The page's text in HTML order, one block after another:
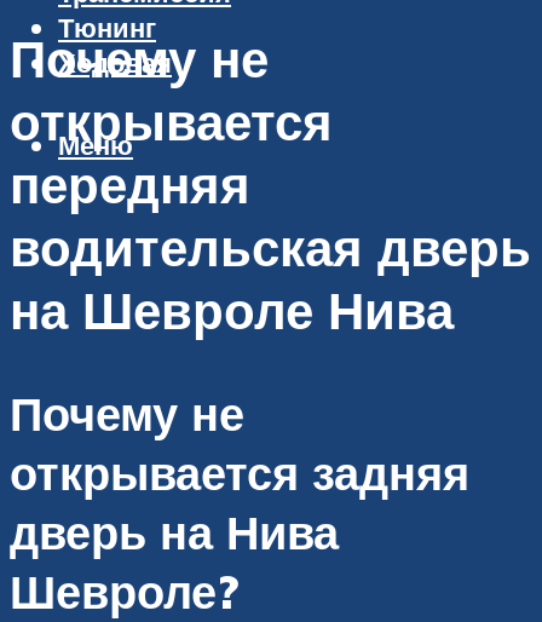
Тюнинг
Ходовая
Меню
Почему не
открывается
передняя
водительская дверь
на Шевроле Нива
Почему не
открывается задняя
дверь на Нива
Шевроле?